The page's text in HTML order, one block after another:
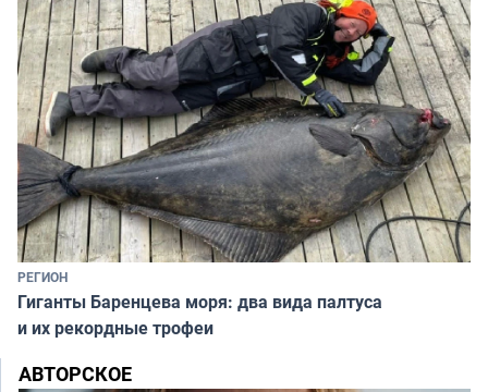
РЕГИОН
Гиганты Баренцева моря: два вида палтуса
и их рекордные трофеи
АВТОРСКОЕ